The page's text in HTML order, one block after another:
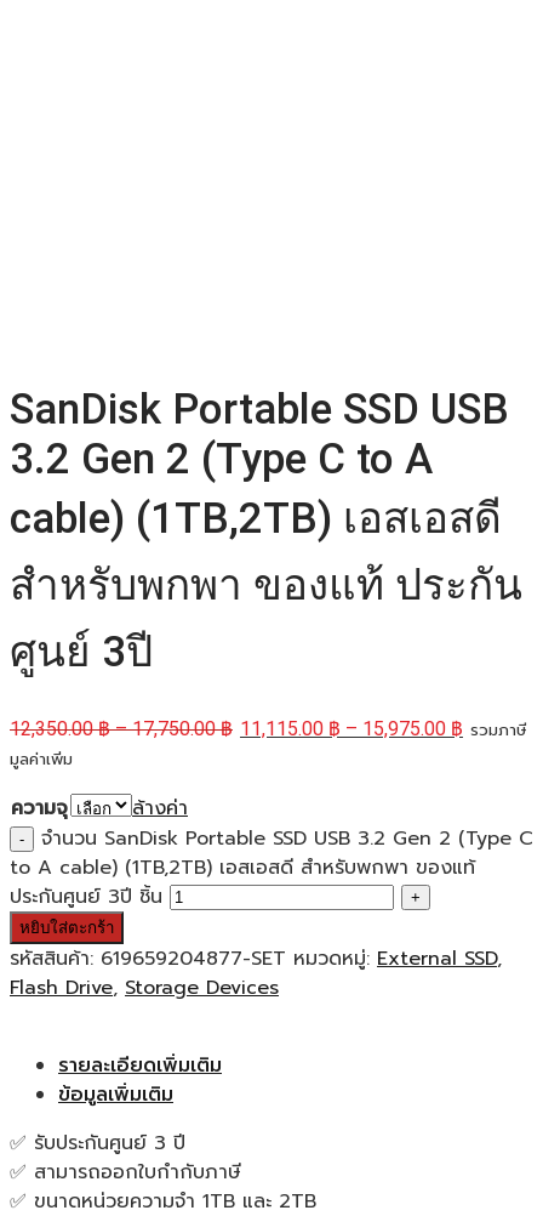
SanDisk Portable SSD USB
3.2 Gen 2 (Type C to A
cable) (1TB,2TB) เอสเอสดี
สำหรับพกพา ของแท้ ประกัน
ศูนย์ 3ปี
12,350.00฿–17,750.00฿ 11,115.00 ฿ – 15,975.00 ฿ รวมภาษี
มูลค่าเพิ่ม
ความจุ
ล้างค่า
จำนวน SanDisk Portable SSD USB 3.2 Gen 2 (Type C
to A cable) (1TB,2TB) เอสเอสดี สำหรับพกพา ของแท้
ประกันศูนย์ 3ปี ชิ้น
หยิบใส่ตะกร้า
รหัสสินค้า: 619659204877-SET หมวดหมู่: External SSD,
Flash Drive, Storage Devices
รายละเอียดเพิ่มเติม
ข้อมูลเพิ่มเติม
✅ รับประกันศูนย์ 3 ปี
✅ สามารถออกใบกำกับภาษี
✅ ขนาดหน่วยความจำ 1TB และ 2TB